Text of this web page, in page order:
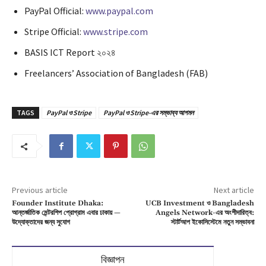
PayPal Official: www.paypal.com
Stripe Official: www.stripe.com
BASIS ICT Report ২০২৪
Freelancers’ Association of Bangladesh (FAB)
TAGS PayPal ও Stripe PayPal ও Stripe-এর সম্ভাব্য আগমন
Previous article
Founder Institute Dhaka:
আন্তর্জাতিক মেন্টরশিপ প্রোগ্রাম এবার ঢাকায় —
উদ্যোক্তাদের জন্য সুযোগ
Next article
UCB Investment ও Bangladesh
Angels Network-এর অংশীদারিত্ব:
স্টার্টআপ ইকোসিস্টেমে নতুন সম্ভাবনা
বিজ্ঞাপন